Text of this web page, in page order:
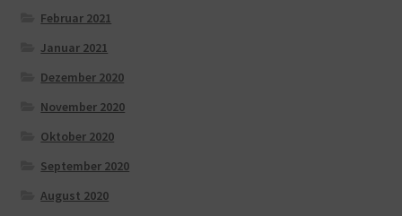
Februar 2021
Januar 2021
Dezember 2020
November 2020
Oktober 2020
September 2020
August 2020